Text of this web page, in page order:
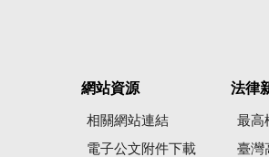
網站資源
相關網站連結
電子公文附件下載
法律
最高
臺灣